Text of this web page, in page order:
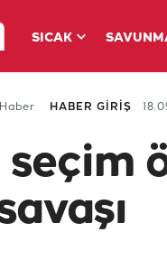
SICAK
HABER GİRİŞ